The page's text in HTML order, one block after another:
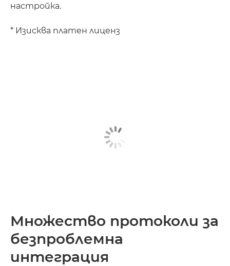
настройка.
* Изисква платен лиценз
Множество протоколи за
безпроблемна
интеграция